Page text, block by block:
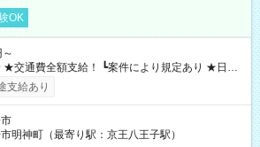
OK
あり） ┗働いたその日に現金GET♪ お仕事後はコ
払い分を引き落とせます！ 【試用期間】試
支給あり
明神町（最寄り駅：京王八王子駅）